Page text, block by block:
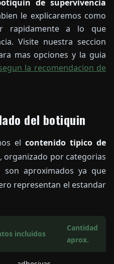
de supervivencia
le explicaremos como
rapidamente a lo que
Visite nuestra seccion
mas opciones y la guia
la recomendacion de
del botiquin
el contenido tipico de
, organizado por categorias
son aproximados ya que
representan el estandar
incluidos
Cantidad
aprox.